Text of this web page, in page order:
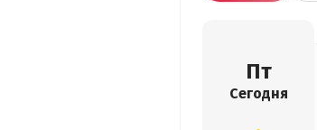
Пт
Сегодня